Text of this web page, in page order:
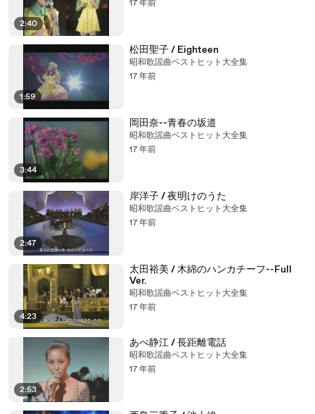
2:40
17 年前
1:59
松田聖子 / Eighteen
昭和歌謡曲ベストヒット大全集
17 年前
3:44
岡田奈--青春の坂道
昭和歌謡曲ベストヒット大全集
17 年前
2:47
岸洋子 / 夜明けのうた
昭和歌謡曲ベストヒット大全集
17 年前
4:23
太田裕美 / 木綿のハンカチーフ--Full
Ver.
昭和歌謡曲ベストヒット大全集
17 年前
2:53
あべ静江 / 長距離電話
昭和歌謡曲ベストヒット大全集
17 年前